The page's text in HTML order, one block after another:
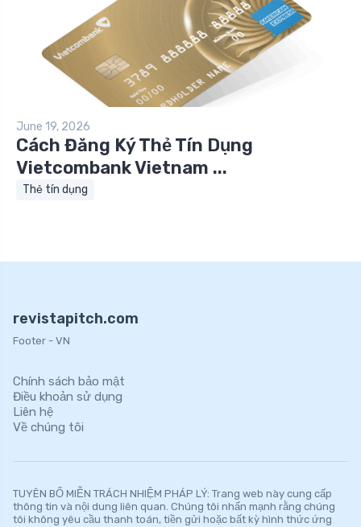
June 19, 2026
Cách Đăng Ký Thẻ Tín Dụng
Vietcombank Vietnam ...
Thẻ tín dụng
revistapitch.com
Footer - VN
Chính sách bảo mật
Điều khoản sử dụng
Liên hệ
Về chúng tôi
TUYÊN BỐ MIỄN TRÁCH NHIỆM PHÁP LÝ: Trang web này cung cấp
thông tin và nội dung liên quan. Chúng tôi nhấn mạnh rằng chúng
tôi không yêu cầu thanh toán, tiền gửi hoặc bất kỳ hình thức ứng